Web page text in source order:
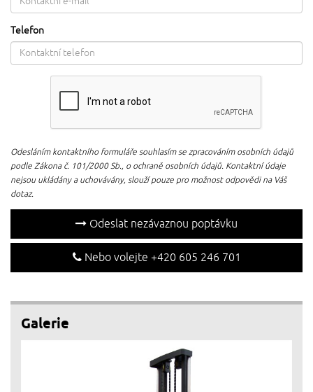
Telefon
Odesláním kontaktního formuláře souhlasím se zpracováním osobních údajů
podle Zákona č. 101/2000 Sb., o ochraně osobních údajů. Kontaktní údaje
nejsou ukládány a uchovávány, slouží pouze pro možnost odpovědi na Váš
dotaz.
Odeslat nezávaznou poptávku
Nebo volejte +420 605 246 701
Galerie